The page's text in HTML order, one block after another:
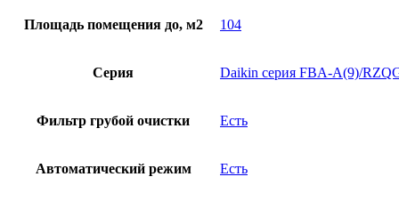
Площадь помещения до, м2 104
Серия Daikin серия FBA-A(9)/
Фильтр грубой очистки Есть
Автоматический режим Есть